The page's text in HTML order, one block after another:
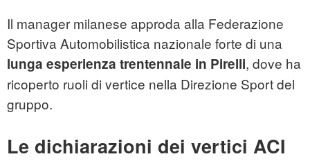
Il manager milanese approda alla Federazione
Sportiva Automobilistica nazionale forte di una
lunga esperienza trentennale in Pirelli, dove ha
ricoperto ruoli di vertice nella Direzione Sport del
gruppo.
Le dichiarazioni dei vertici ACI